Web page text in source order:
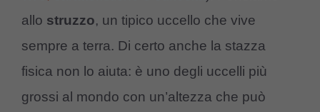
allo struzzo, un tipico uccello che vive
sempre a terra. Di certo anche la stazza
fisica non lo aiuta: è uno degli uccelli più
grossi al mondo con un’altezza che può